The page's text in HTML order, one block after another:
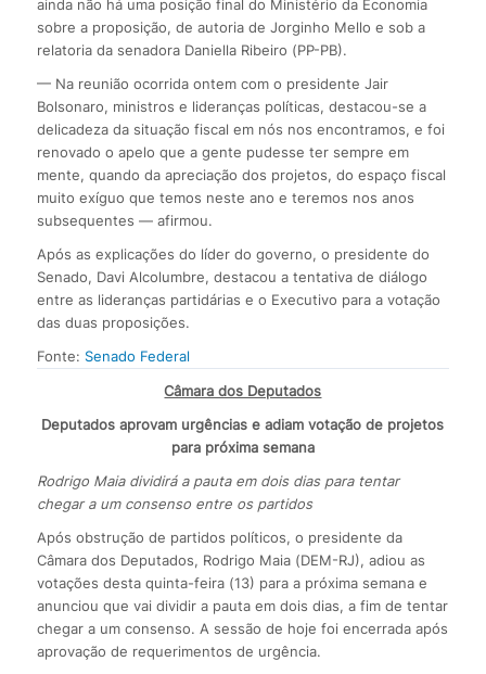
ainda não há uma posição final do Ministério da Economia
sobre a proposição, de autoria de Jorginho Mello e sob a
relatoria da senadora Daniella Ribeiro (PP-PB).
— Na reunião ocorrida ontem com o presidente Jair
Bolsonaro, ministros e lideranças políticas, destacou-se a
delicadeza da situação fiscal em nós nos encontramos, e foi
renovado o apelo que a gente pudesse ter sempre em
mente, quando da apreciação dos projetos, do espaço fiscal
muito exíguo que temos neste ano e teremos nos anos
subsequentes — afirmou.
Após as explicações do líder do governo, o presidente do
Senado, Davi Alcolumbre, destacou a tentativa de diálogo
entre as lideranças partidárias e o Executivo para a votação
das duas proposições.
Fonte: Senado Federal
Câmara dos Deputados
Deputados aprovam urgências e adiam votação de projetos
para próxima semana
Rodrigo Maia dividirá a pauta em dois dias para tentar
chegar a um consenso entre os partidos
Após obstrução de partidos políticos, o presidente da
Câmara dos Deputados, Rodrigo Maia (DEM-RJ), adiou as
votações desta quinta-feira (13) para a próxima semana e
anunciou que vai dividir a pauta em dois dias, a fim de tentar
chegar a um consenso. A sessão de hoje foi encerrada após
aprovação de requerimentos de urgência.